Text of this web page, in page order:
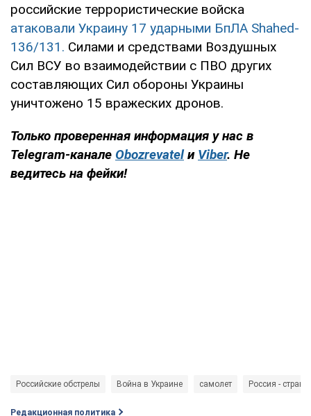
российские террористические войска
атаковали Украину 17 ударными БпЛА Shahed-
136/131. Силами и средствами Воздушных
Сил ВСУ во взаимодействии с ПВО других
составляющих Сил обороны Украины
уничтожено 15 вражеских дронов.
Только проверенная информация у нас в
Telegram-канале Obozrevatel и Viber. Не
ведитесь на фейки!
Российские обстрелы Война в Украине самолет Россия -
Редакционная политика